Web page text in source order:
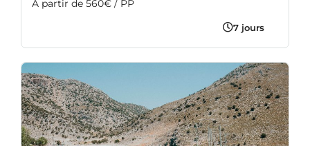
A partir de 560€ / PP
7 jours